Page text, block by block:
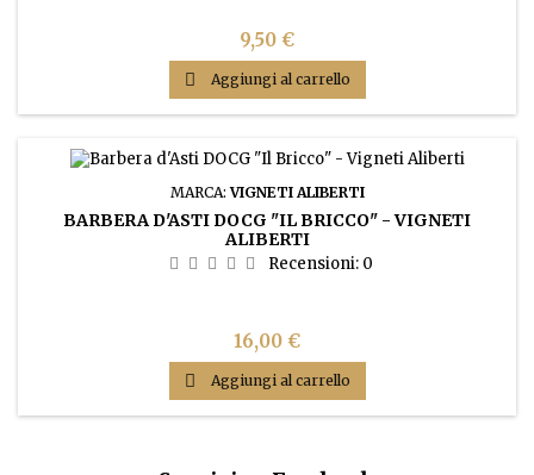
Prezzo
9,50 €
 Aggiungi al carrello
MARCA:VIGNETI ALIBERTI
BARBERA D'ASTI DOCG "IL BRICCO" - VIGNETI
ALIBERTI
Recensioni: 0
Prezzo
16,00 €
 Aggiungi al carrello